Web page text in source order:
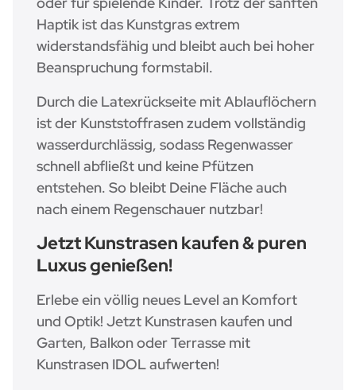
Haptik ist das Kunstgras extrem
widerstandsfähig und bleibt auch bei hoher
Beanspruchung formstabil.
Durch die Latexrückseite mit Ablauflöchern
ist der Kunststoffrasen zudem vollständig
wasserdurchlässig, sodass Regenwasser
schnell abfließt und keine Pfützen
entstehen. So bleibt Deine Fläche auch
nach einem Regenschauer nutzbar!
Jetzt Kunstrasen kaufen & puren
Luxus genießen!
Erlebe ein völlig neues Level an Komfort
und Optik! Jetzt Kunstrasen kaufen und
Garten, Balkon oder Terrasse mit
Kunstrasen IDOL aufwerten!